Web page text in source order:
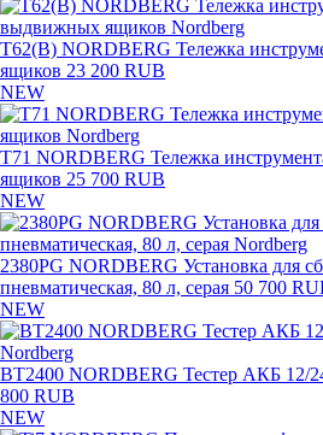
T62(B) NORDBERG Тележка
ящиков 23 200 RUB
NEW
T71 NORDBERG Тележка
ящиков 25 700 RUB
NEW
2380PG NORDBERG Установка для
пневматическая, 80 л, серая 50 700
NEW
BT2400 NORDBERG Тестер АКБ 12/
800 RUB
NEW